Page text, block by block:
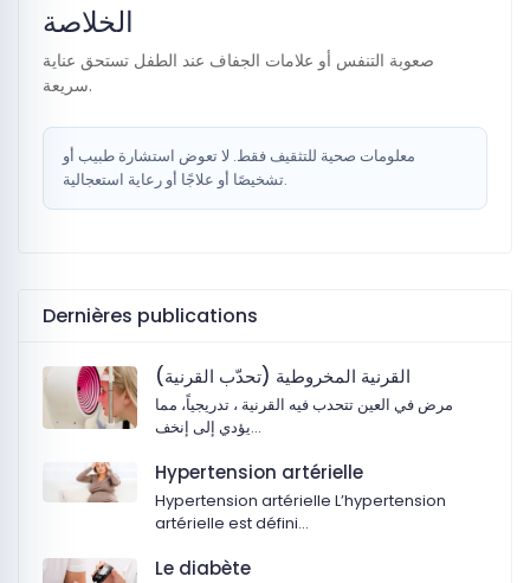
الخلاصة
صعوبة التنفس أو علامات الجفاف عند الطفل تستحق عناية
سريعة.
معلومات صحية للتثقيف فقط. لا تعوض استشارة طبيب أو
تشخيصًا أو علاجًا أو رعاية استعجالية.
Dernières publications
القرنية المخروطية (تحدّب القرنية)
مرض في العين تتحدب فيه القرنية ، تدريجياً، مما
يؤدي إلى إنخف…
Hypertension artérielle
Hypertension artérielle L’hypertension
artérielle est défini…
Le diabète